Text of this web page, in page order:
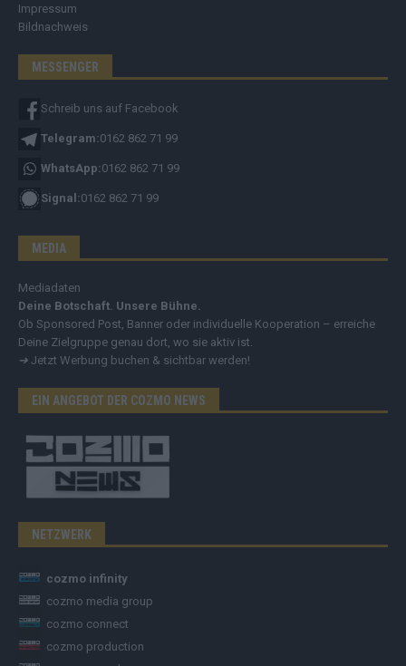
Impressum
Bildnachweis
MESSENGER
Schreib uns auf Facebook
Telegram:0162 862 71 99
WhatsApp:0162 862 71 99
Signal:0162 862 71 99
MEDIA
Mediadaten
Deine Botschaft. Unsere Bühne.
Ob Sponsored Post, Banner oder individuelle Kooperation – erreiche
Deine Zielgruppe genau dort, wo sie aktiv ist.
➔ Jetzt Werbung buchen & sichtbar werden!
EIN ANGEBOT DER COZMO NEWS
NETZWERK
cozmo infinity
cozmo media group
cozmo connect
cozmo production